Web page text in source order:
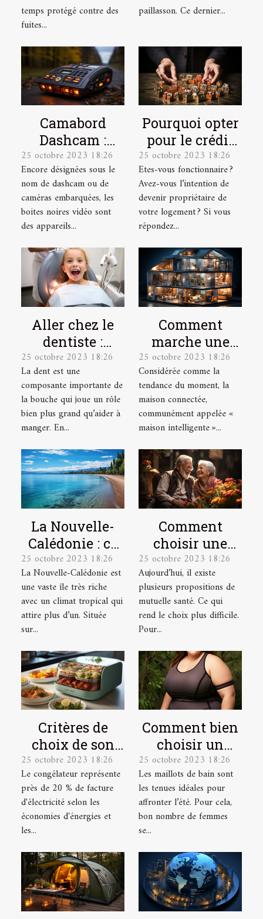
temps protégé contre des
fuites...
paillasson. Ce dernier...
Camabord
Dashcam :
Qu’est-ce
qu’une boite
noire vidéo ?
25 octobre 2023 18:26
Encore désignées sous le
nom de dashcam ou de
caméras embarquées, les
boites noires vidéo sont
des appareils...
Pourquoi opter
pour le crédit
immobilier en
tant que
fonctionnaire ?
25 octobre 2023 18:26
Etes-vous fonctionnaire ?
Avez-vous l’intention de
devenir propriétaire de
votre logement ? Si vous
répondez...
Aller chez le
dentiste :
parlons-en !
25 octobre 2023 18:26
La dent est une
composante importante de
la bouche qui joue un rôle
bien plus grand qu’aider à
manger. En...
Comment
marche une
maison
connectée ?
25 octobre 2023 18:26
Considérée comme la
tendance du moment, la
maison connectée,
communément appelée «
maison intelligente »...
La Nouvelle-
Calédonie : ce
qu’il faut
comprendre !
25 octobre 2023 18:26
La Nouvelle-Calédonie est
une vaste île très riche
avec un climat tropical qui
attire plus d’un. Située
sur...
Comment
choisir une
mutuelle santé
pour une
personne
âgée ?
25 octobre 2023 18:26
Aujourd’hui, il existe
plusieurs propositions de
mutuelle santé. Ce qui
rend le choix plus difficile.
Pour...
Critères de
choix de son
congélateur
25 octobre 2023 18:26
Le congélateur représente
près de 20 % de facture
d'électricité selon les
économies d'énergies et
les...
Comment bien
choisir un
maillot de bain
de grande
taille ?
25 octobre 2023 18:26
Les maillots de bain sont
les tenues idéales pour
affronter l’été. Pour cela,
bon nombre de femmes
se...